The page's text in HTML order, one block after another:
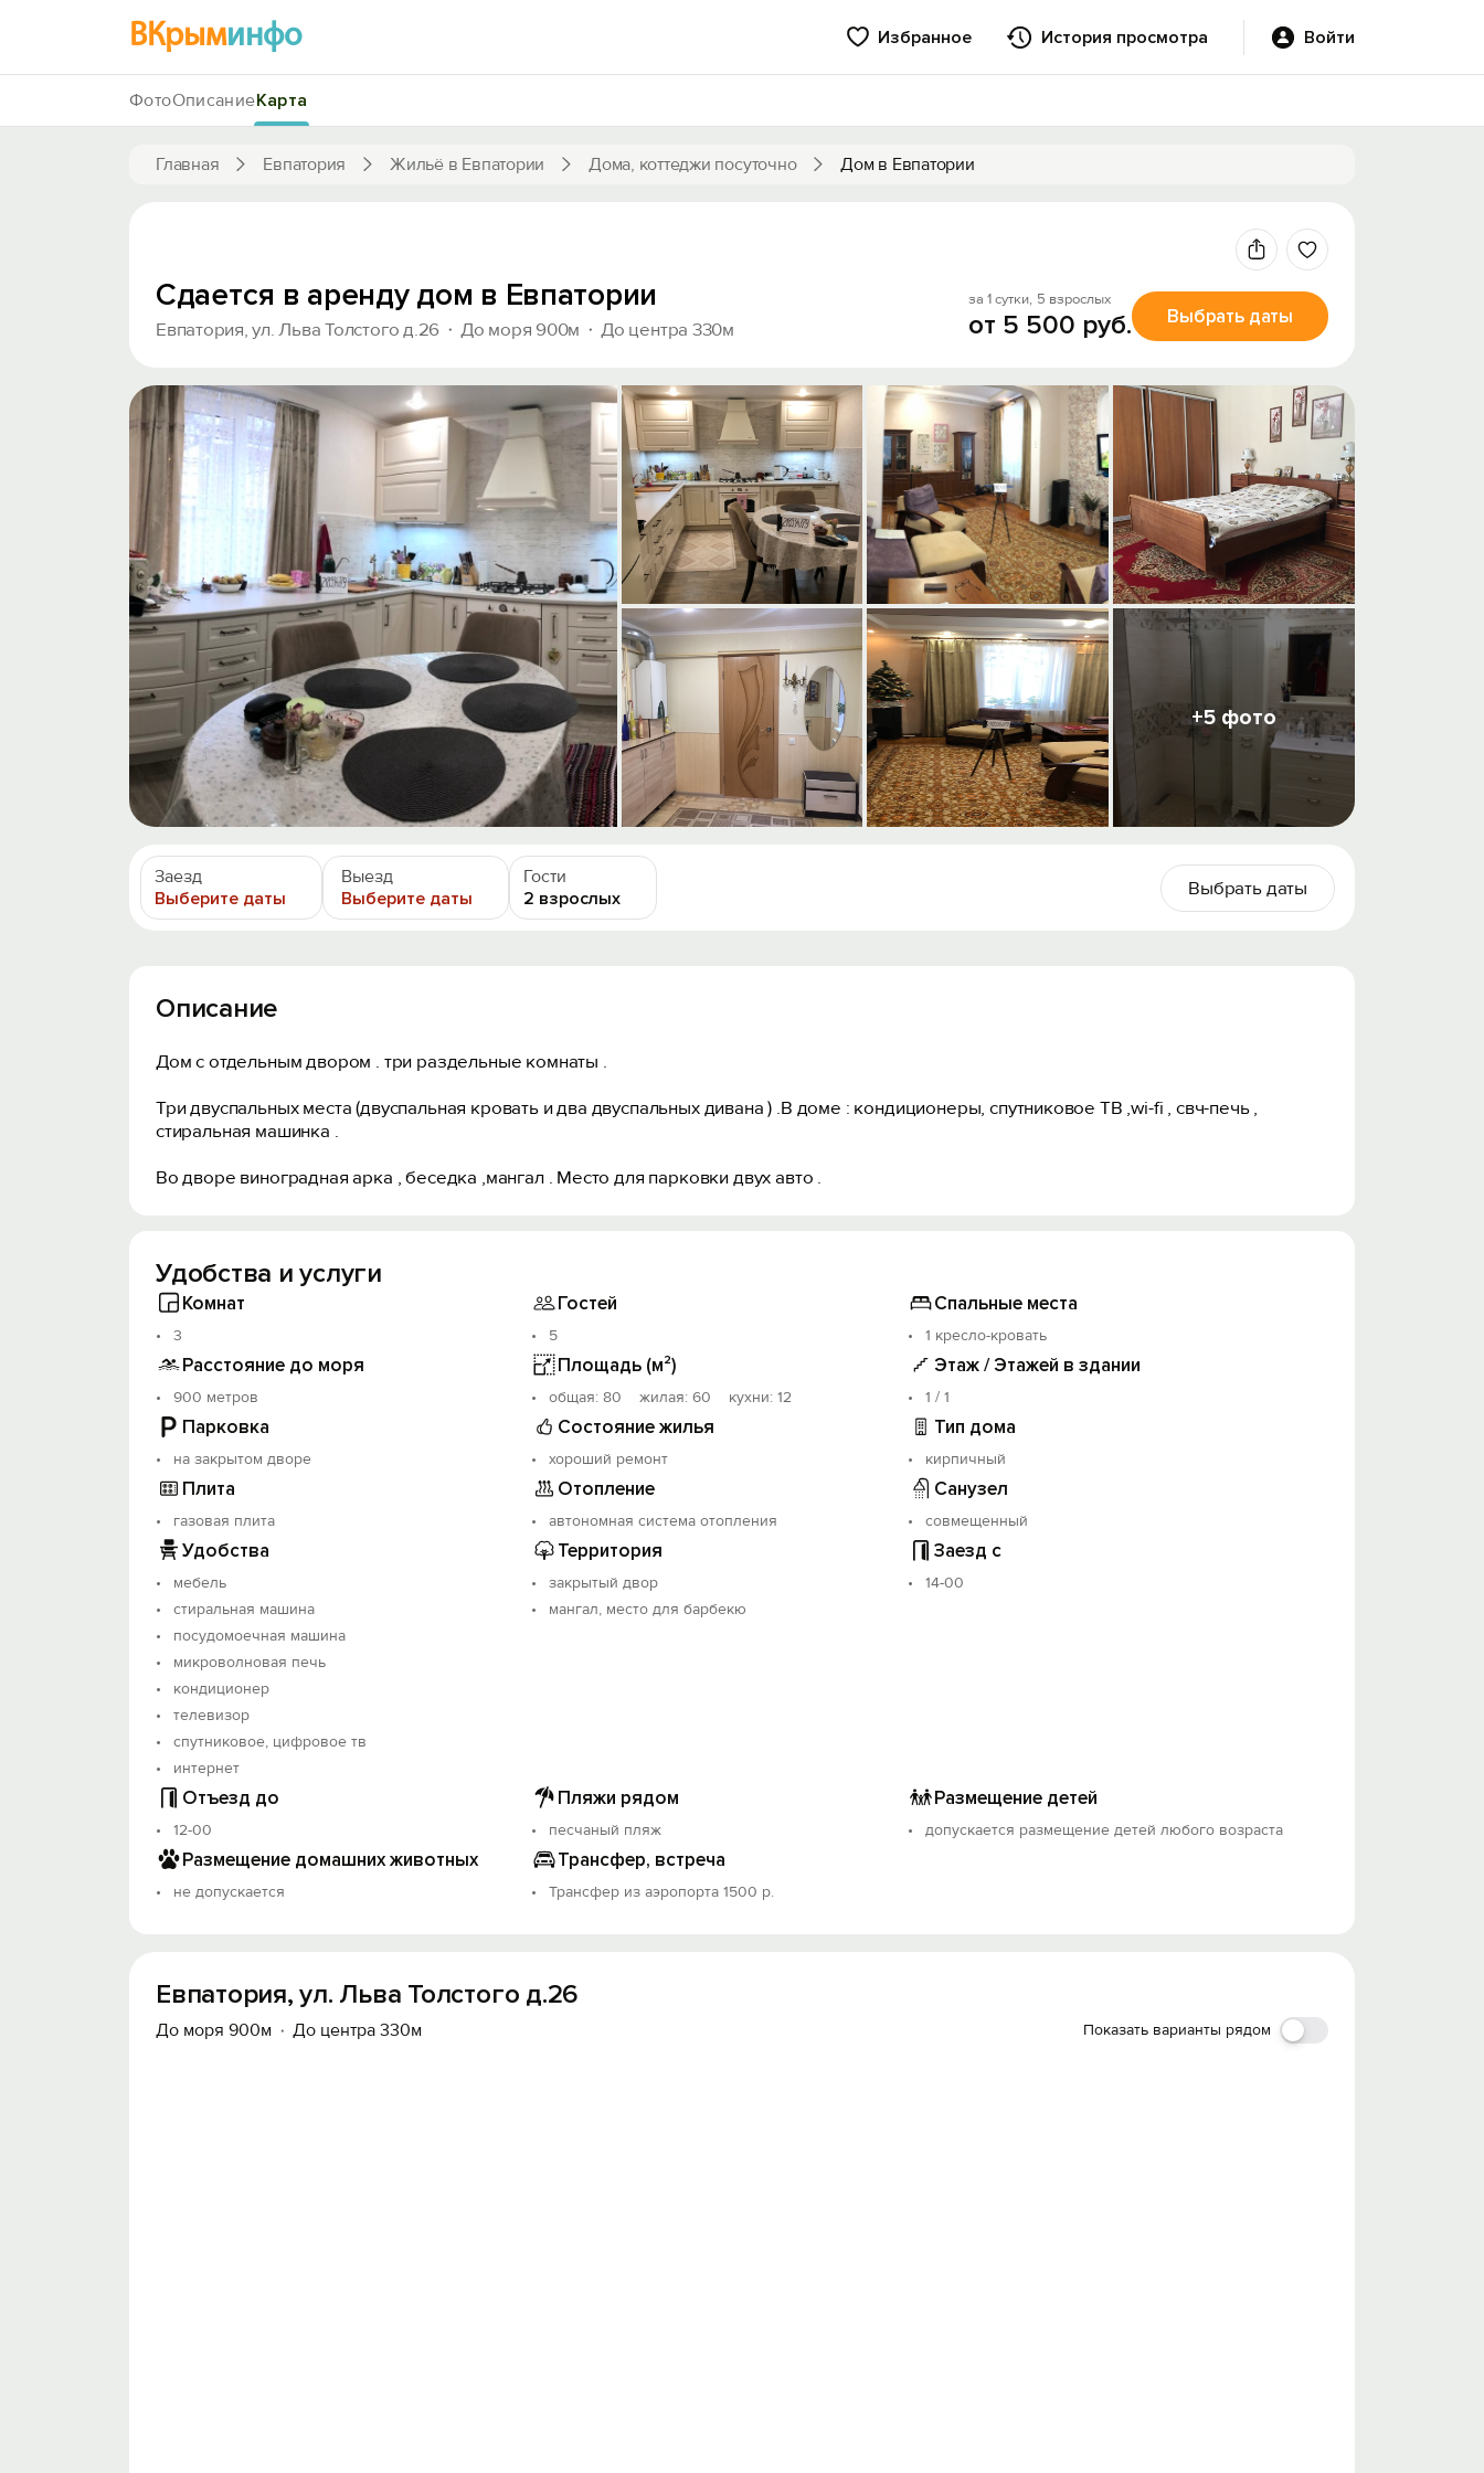
ВКрыминфо Избранное История просмотра Войти
Главная Евпатория Жильё в Евпатории Дома, коттеджи посуточно Дом в Евпатории
ФотоОписаниеКарта
+5 фото
Сдается в аренду дом в Евпатории
Евпатория, ул. Льва Толстого д.26 До моря 900м До центра 330м
за 1 сутки, 5 взрослых
от 5 500 руб. Выбрать даты
Заезд
Выберите даты
Выезд
Выберите даты
Гости
2 взрослых
Выбрать даты
Описание
Дом с отдельным двором . три раздельные комнаты .
Три двуспальных места (двуспальная кровать и два двуспальных дивана ) .В доме : кондиционеры, спутниковое ТВ ,wi-fi , свч-печь ,
стиральная машинка .
Во дворе виноградная арка , беседка ,мангал . Место для парковки двух авто .
Удобства и услуги
Комнат
3
Гостей
5
Спальные места
1 кресло-кровать
Расстояние до моря
900 метров
Площадь (м²)
oбщая: 80 жилая: 60 кухни: 12
Этаж / Этажей в здании
1 / 1
Парковка
на закрытом дворе
Состояние жилья
хороший ремонт
Тип дома
кирпичный
Плита
газовая плита
Отопление
автономная система отопления
Санузел
совмещенный
Удобства
мебель
стиральная машина
посудомоечная машина
микроволновая печь
кондиционер
телевизор
спутниковое, цифровое тв
интернет
Территория
закрытый двор
мангал, место для барбекю
Заезд с
14-00
Отъезд до
12-00
Пляжи рядом
песчаный пляж
Размещение детей
допускается размещение детей любого возраста
Размещение домашних животных
не допускается
Трансфер, встреча
Трансфер из аэропорта 1500 р.
Евпатория, ул. Льва Толстого д.26
До моря 900м До центра 330м Показать варианты рядом